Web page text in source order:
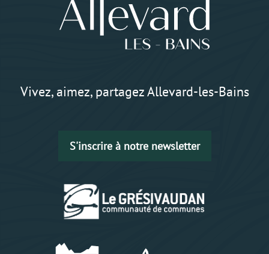
Vivez, aimez, partagez Allevard-les-Bains
S'inscrire à notre newsletter